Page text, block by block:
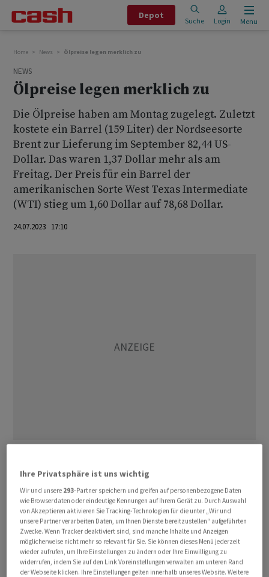
Depot
Suche Login Menu
Home News Ölpreise legen merklich zu
NEWS
Ölpreise legen merklich zu
Die Ölpreise haben am Montag zugelegt. Zuletzt
kostete ein Barrel (159 Liter) der Nordseesorte
Brent zur Lieferung im September 82,44 US-
Dollar. Das waren 1,37 Dollar mehr als am
Freitag. Der Preis für ein Barrel der
amerikanischen Sorte West Texas Intermediate
(WTI) stieg um 1,60 Dollar auf 78,68 Dollar.
24.07.2023 17:10
Erdölpreise deutlich zugelegt. Ausschlaggebend sind
vor allem Angebotseinschränkungen durch grosse
Förderländer, allen voran Saudi-Arabien und Russland.
Viele Fachleute gehen für die zweite Jahreshälfte von
einem unzureichenden Rohölangebot aus. Derartige
Sorgen stellen zurzeit die Furcht vor einer spürbaren
konjunkturellen Abkühlung in den Schatten.
Ihre Privatsphäre ist uns wichtig
Wir und unsere 293-Partner speichern und greifen auf personenbezogene Daten
wie Browserdaten oder eindeutige Kennungen auf Ihrem Gerät zu. Durch Auswahl
von Akzeptieren aktivieren Sie Tracking-Technologien für die unter „Wir und
unsere Partner verarbeiten Daten, um Ihnen Dienste bereitzustellen“ aufgeführten
Zwecke. Wenn Tracker deaktiviert sind, sind manche Inhalte und Anzeigen
möglicherweise nicht mehr so relevant für Sie. Sie können dieses Menü jederzeit
wieder aufrufen, um Ihre Einstellungen zu ändern oder Ihre Einwilligung zu
widerrufen, indem Sie auf den Link Voreinstellungen verwalten am unteren Rand
der Webseite klicken. Ihre Einstellungen gelten innerhalb unseres Website. Weitere